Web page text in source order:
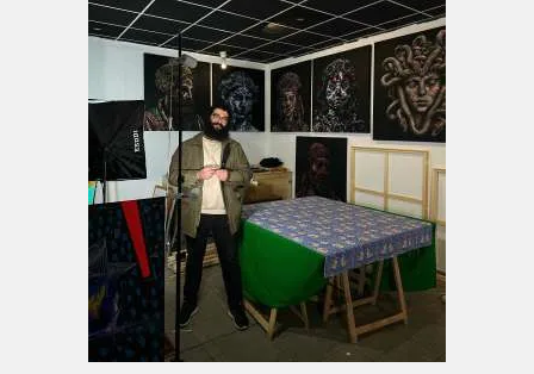
direkt, konfrontativ, politisch. Ich habe mich
mit Ungleichheiten beschäftigt, mit
Spannungen, mit dem, was wir gerne
übersehen. Es war mein Weg, zu verstehen,
was um mich herum geschieht – und die Welt
ein Stück weit spürbarer zu machen.
Aber irgendwann habe ich begonnen, in eine
andere Richtung zu schauen: nach innen. Es
war kein Bruch, sondern ein Weitergehen. Ich
wollte verstehen, was mich trägt, was mich
geformt hat. Meine Wurzeln, meine